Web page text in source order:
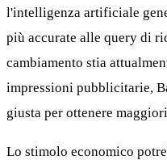
l'intelligenza artificiale
più accurate alle query di
cambiamento stia
impressioni pubblicitarie,
giusta per ottenere
Lo stimolo economico